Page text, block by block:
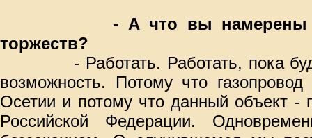
- А что вы намерены
торжеств?
- Работать. Работать, пока
возможность. Потому что
Осетии и потому что данный объект -
Российской Федерации.